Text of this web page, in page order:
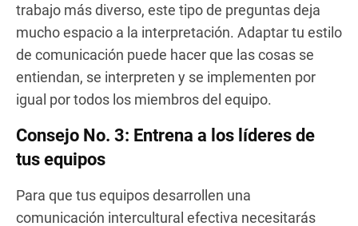
trabajo más diverso, este tipo de preguntas deja
mucho espacio a la interpretación. Adaptar tu estilo
de comunicación puede hacer que las cosas se
entiendan, se interpreten y se implementen por
igual por todos los miembros del equipo.
Consejo No. 3: Entrena a los líderes de
tus equipos
Para que tus equipos desarrollen una
comunicación intercultural efectiva necesitarás